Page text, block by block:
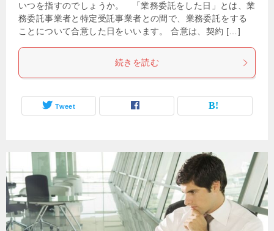
いつを指すのでしょうか。 「業務委託をした日」とは、業
務委託事業者と特定受託事業者との間で、業務委託をする
ことについて合意した日をいいます。 合意は、契約 […]
続きを読む
Tweet